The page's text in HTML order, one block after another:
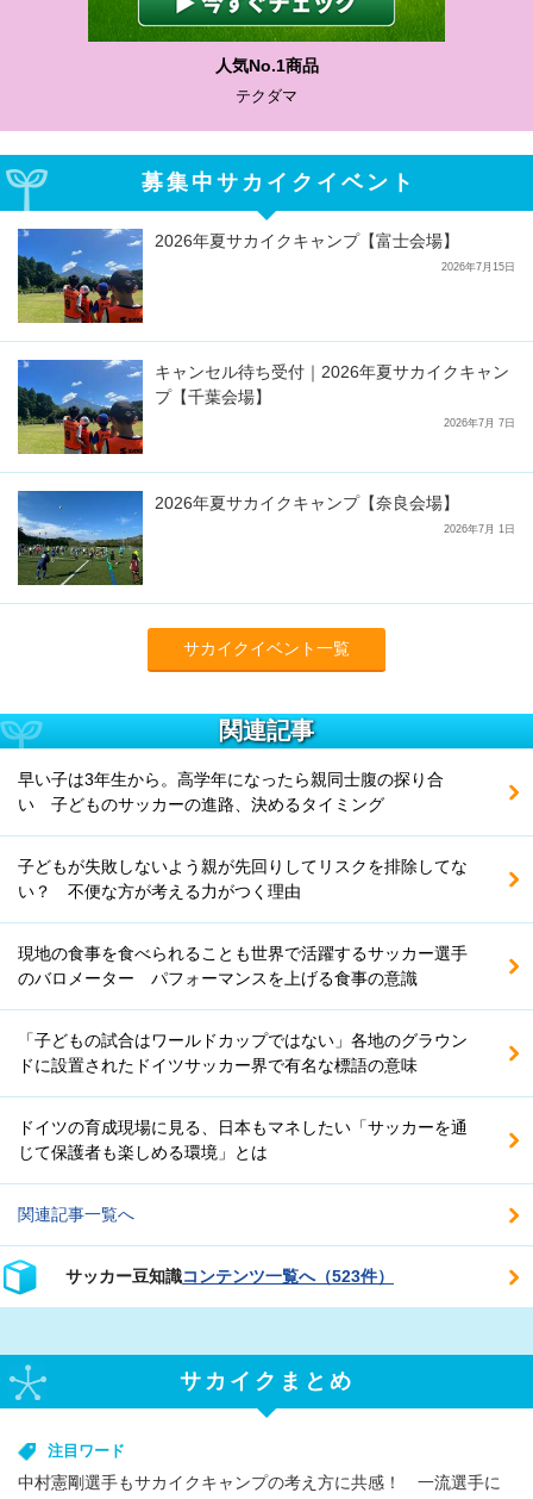
人気No.1商品
テクダマ
募集中サカイクイベント
2026年夏サカイクキャンプ【富士会場】
2026年7月15日
キャンセル待ち受付｜2026年夏サカイクキャン
プ【千葉会場】
2026年7月 7日
2026年夏サカイクキャンプ【奈良会場】
2026年7月 1日
サカイクイベント一覧
関連記事
早い子は3年生から。高学年になったら親同士腹の探り合
い 子どものサッカーの進路、決めるタイミング
子どもが失敗しないよう親が先回りしてリスクを排除してな
い？ 不便な方が考える力がつく理由
現地の食事を食べられることも世界で活躍するサッカー選手
のバロメーター パフォーマンスを上げる食事の意識
「子どもの試合はワールドカップではない」各地のグラウン
ドに設置されたドイツサッカー界で有名な標語の意味
ドイツの育成現場に見る、日本もマネしたい「サッカーを通
じて保護者も楽しめる環境」とは
関連記事一覧へ
サッカー豆知識コンテンツ一覧へ（523件）
サカイクまとめ
注目ワード
中村憲剛選手もサカイクキャンプの考え方に共感！ 一流選手に